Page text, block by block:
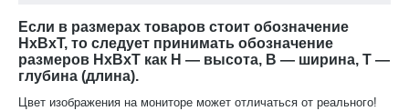
Если в размерах товаров стоит обозначение
HxBxT, то следует принимать обозначение
размеров HxBxT как H — высота, B — ширина, T —
глубина (длина).
Цвет изображения на мониторе может отличаться от реального!